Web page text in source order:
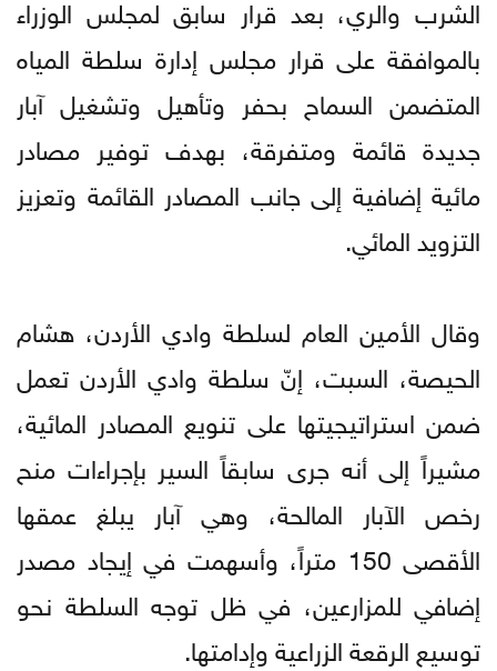
الشرب والري، بعد قرار سابق لمجلس الوزراء
بالموافقة على قرار مجلس إدارة سلطة المياه
المتضمن السماح بحفر وتأهيل وتشغيل آبار
جديدة قائمة ومتفرقة، بهدف توفير مصادر
مائية إضافية إلى جانب المصادر القائمة وتعزيز
التزويد المائي.
وقال الأمين العام لسلطة وادي الأردن، هشام
الحيصة، السبت، إنّ سلطة وادي الأردن تعمل
ضمن استراتيجيتها على تنويع المصادر المائية،
مشيراً إلى أنه جرى سابقاً السير بإجراءات منح
رخص الآبار المالحة، وهي آبار يبلغ عمقها
الأقصى 150 متراً، وأسهمت في إيجاد مصدر
إضافي للمزارعين، في ظل توجه السلطة نحو
توسيع الرقعة الزراعية وإدامتها.